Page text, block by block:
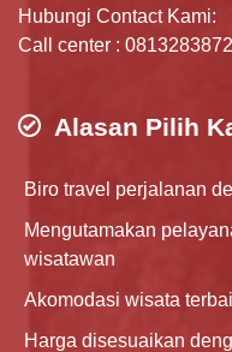
Hubungi Contact Kami:
Call center :
Alasan Pilih
Biro travel perjalanan
Mengutamakan
wisatawan
Akomodasi wisata
Harga disesuaikan